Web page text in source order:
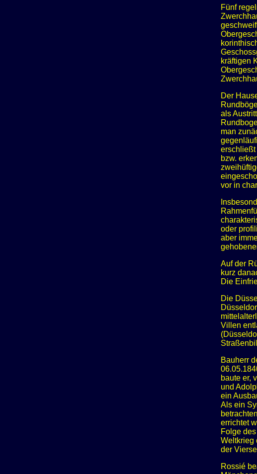
Fünf
kräftigen
Der
als
man
erschließt
bzw.
vor in
oder
aber
Auf der
kurz
Die
Die
Villen
Bauherr
baute er,
und
ein
Als ein
errichtet
Folge
Weltkrieg
der
Rossié